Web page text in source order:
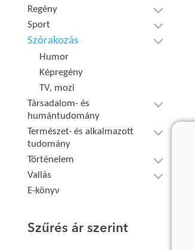
Regény
Sport
Szórakozás
Humor
Képregény
TV, mozi
Társadalom- és
humántudomány
Természet- és alkalmazott
tudomány
Történelem
Vallás
E-könyv
Szűrés ár szerint